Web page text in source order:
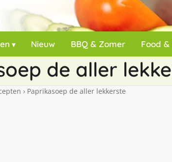
Nieuw BBQ & Zomer Food &
de aller
› Paprikasoep de aller lekkerste